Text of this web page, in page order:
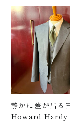
静かに差が出る
Howard Hardy